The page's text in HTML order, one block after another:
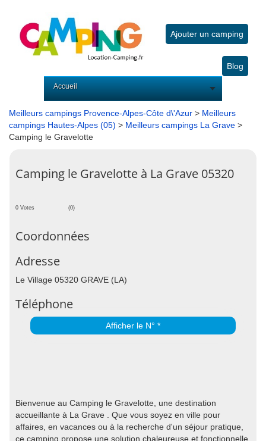
Ajouter un camping
Blog
Accueil
Meilleurs campings Provence-Alpes-Côte d\'Azur > Meilleurs
campings Hautes-Alpes (05) > Meilleurs campings La Grave >
Camping le Gravelotte
Camping le Gravelotte à La Grave 05320
0 Votes (0)
Coordonnées
Adresse
Le Village 05320 GRAVE (LA)
Téléphone
Afficher le N° *
Bienvenue au Camping le Gravelotte, une destination
accueillante à La Grave . Que vous soyez en ville pour
affaires, en vacances ou à la recherche d'un séjour pratique,
ce camping propose une solution chaleureuse et fonctionnelle.